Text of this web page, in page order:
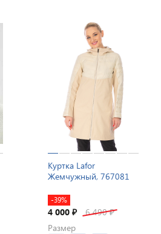
Куртка Lafor
Жемчужный, 767081
-39%
4 000 ₽ 6 490₽
Размер